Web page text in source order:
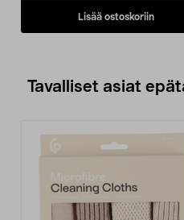
Lisää ostoskoriin
Tavalliset asiat